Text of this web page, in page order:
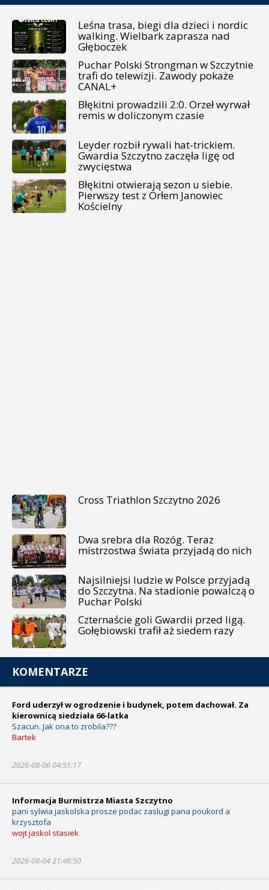
Leśna trasa, biegi dla dzieci i nordic
walking. Wielbark zaprasza nad
Głęboczek
Puchar Polski Strongman w Szczytnie
trafi do telewizji. Zawody pokaże
CANAL+
Błękitni prowadzili 2:0. Orzeł wyrwał
remis w doliczonym czasie
Leyder rozbił rywali hat-trickiem.
Gwardia Szczytno zaczęła ligę od
zwycięstwa
Błękitni otwierają sezon u siebie.
Pierwszy test z Orłem Janowiec
Kościelny
Cross Triathlon Szczytno 2026
Dwa srebra dla Rozóg. Teraz
mistrzostwa świata przyjadą do nich
Najsilniejsi ludzie w Polsce przyjadą
do Szczytna. Na stadionie powalczą o
Puchar Polski
Czternaście goli Gwardii przed ligą.
Gołębiowski trafił aż siedem razy
KOMENTARZE
Ford uderzył w ogrodzenie i budynek, potem dachował. Za
kierownicą siedziała 66-latka
Szacun. Jak ona to zrobila???
Bartek
2026-08-06 04:51:17
Informacja Burmistrza Miasta Szczytno
pani sylwia jaskolska prosze podac zaslugi pana poukord a
krzysztofa
wojt jaskol stasiek
2026-08-04 21:46:50